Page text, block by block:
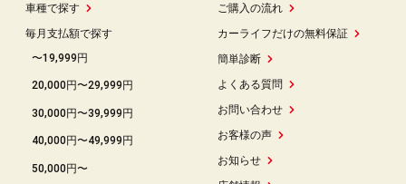
車種で探す
毎月支払額で探す
〜19,999円
20,000円〜29,999円
30,000円〜39,999円
40,000円〜49,999円
50,000円〜
ご購入の流れ
カーライフだけの無料保証
簡単診断
よくある質問
お問い合わせ
お客様の声
お知らせ